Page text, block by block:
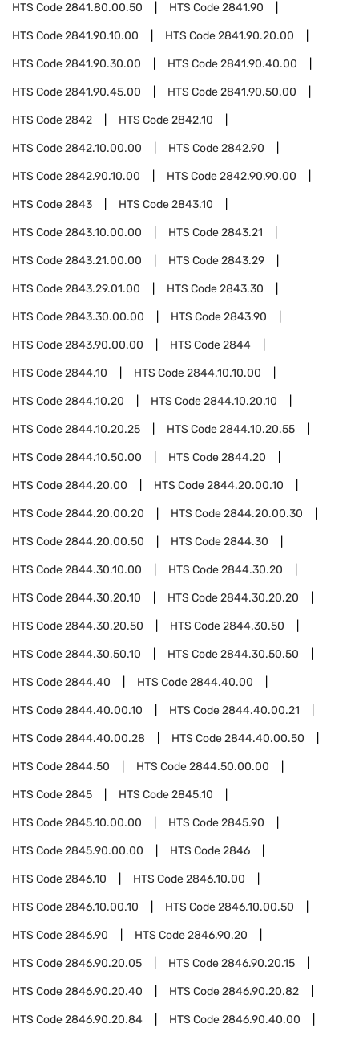
HTS Code2841.80.00.50 HTS Code2841.90
HTS Code2841.90.10.00 HTS Code2841.90.20.00
HTS Code2841.90.30.00 HTS Code2841.90.40.00
HTS Code2841.90.45.00 HTS Code2841.90.50.00
HTS Code2842 HTS Code2842.10
HTS Code2842.10.00.00 HTS Code2842.90
HTS Code2842.90.10.00 HTS Code2842.90.90.00
HTS Code2843 HTS Code2843.10
HTS Code2843.10.00.00 HTS Code2843.21
HTS Code2843.21.00.00 HTS Code2843.29
HTS Code2843.29.01.00 HTS Code2843.30
HTS Code2843.30.00.00 HTS Code2843.90
HTS Code2843.90.00.00 HTS Code2844
HTS Code2844.10 HTS Code2844.10.10.00
HTS Code2844.10.20 HTS Code2844.10.20.10
HTS Code2844.10.20.25 HTS Code2844.10.20.55
HTS Code2844.10.50.00 HTS Code2844.20
HTS Code2844.20.00 HTS Code2844.20.00.10
HTS Code2844.20.00.20 HTS Code2844.20.00.30
HTS Code2844.20.00.50 HTS Code2844.30
HTS Code2844.30.10.00 HTS Code2844.30.20
HTS Code2844.30.20.10 HTS Code2844.30.20.20
HTS Code2844.30.20.50 HTS Code2844.30.50
HTS Code2844.30.50.10 HTS Code2844.30.50.50
HTS Code2844.40 HTS Code2844.40.00
HTS Code2844.40.00.10 HTS Code2844.40.00.21
HTS Code2844.40.00.28 HTS Code2844.40.00.50
HTS Code2844.50 HTS Code2844.50.00.00
HTS Code2845 HTS Code2845.10
HTS Code2845.10.00.00 HTS Code2845.90
HTS Code2845.90.00.00 HTS Code2846
HTS Code2846.10 HTS Code2846.10.00
HTS Code2846.10.00.10 HTS Code2846.10.00.50
HTS Code2846.90 HTS Code2846.90.20
HTS Code2846.90.20.05 HTS Code2846.90.20.15
HTS Code2846.90.20.40 HTS Code2846.90.20.82
HTS Code2846.90.20.84 HTS Code2846.90.40.00